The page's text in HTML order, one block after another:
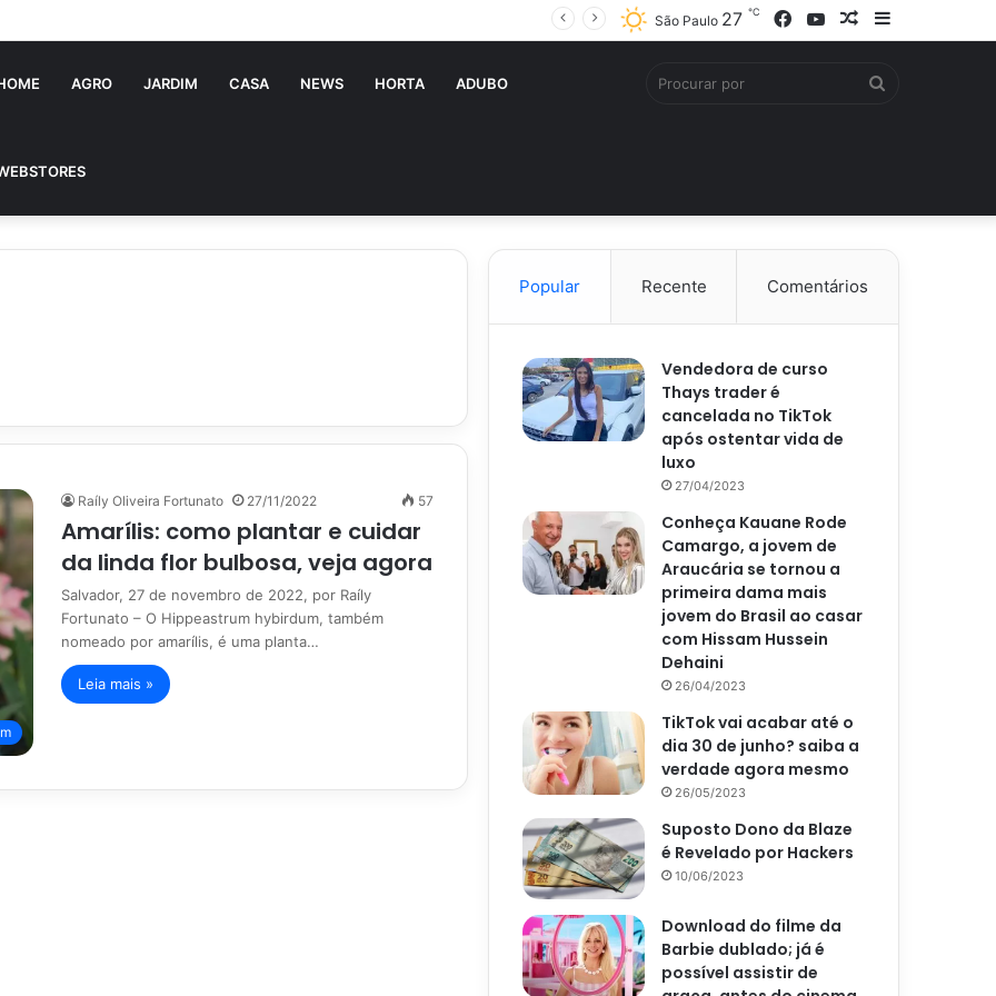
Barra
Artigo
YouTube
Facebook
São Paulo 27 ℃
AGRO JARDIM CASA NEWS HORTA ADUBO
Raíly Oliveira Fortunato 27/11/2022 57
Amarílis: como plantar e cuidar
da linda flor bulbosa, veja agora
Salvador, 27 de novembro de 2022, por Raíly
Fortunato – O Hippeastrum hybirdum, também
nomeado por amarílis, é uma planta…
Leia mais »
Popular Recente Comentários
Vendedora de curso
Thays trader é
cancelada no TikTok
após ostentar vida de
luxo
27/04/2023
Conheça Kauane Rode
Camargo, a jovem de
Araucária se tornou a
primeira dama mais
jovem do Brasil ao casar
com Hissam Hussein
Dehaini
26/04/2023
TikTok vai acabar até o
dia 30 de junho? saiba a
verdade agora mesmo
26/05/2023
Suposto Dono da Blaze
é Revelado por Hackers
10/06/2023
Download do filme da
Barbie dublado; já é
possível assistir de